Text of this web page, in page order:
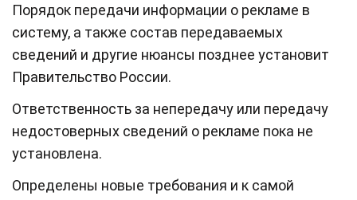
Порядок передачи информации о рекламе в
систему, а также состав передаваемых
сведений и другие нюансы позднее установит
Правительство России.
Ответственность за непередачу или передачу
недостоверных сведений о рекламе пока не
установлена.
Определены новые требования и к самой